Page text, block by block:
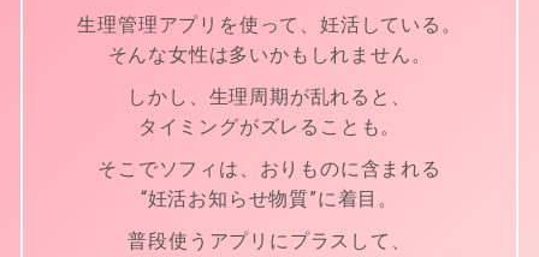
生理管理アプリを使って、妊活している。
そんな女性は多いかもしれません。
しかし、生理周期が乱れると、
タイミングがズレることも。
そこでソフィは、おりものに含まれる
“妊活お知らせ物質”に着目。
普段使うアプリにプラスして、